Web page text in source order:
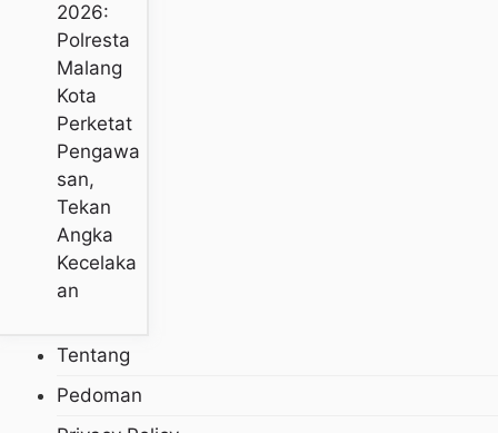
2026:
Polresta
Malang
Kota
Perketat
Pengawa
San,
Tekan
Angka
Kecelaka
An
Tentang
Pedoman